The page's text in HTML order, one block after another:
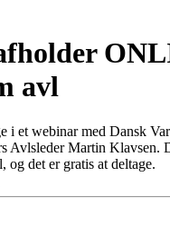
avl
i et webinar med Dansk
Avlsleder Martin Klavsen.
og det er gratis at deltage.